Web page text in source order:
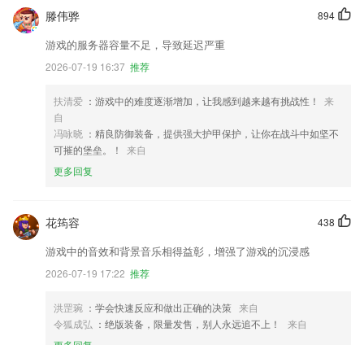
894
滕伟骅
游戏的服务器容量不足，导致延迟严重
2026-07-19 16:37 推荐
扶清爱 ：游戏中的难度逐渐增加，让我感到越来越有挑战性！
来
自
冯咏晓 ：精良防御装备，提供强大护甲保护，让你在战斗中如坚不
可摧的堡垒。！
来自
更多回复
438
花筠容
游戏中的音效和背景音乐相得益彰，增强了游戏的沉浸感
2026-07-19 17:22 推荐
洪罡琬 ：学会快速反应和做出正确的决策 来自
令狐成弘 ：绝版装备，限量发售，别人永远追不上！
来自